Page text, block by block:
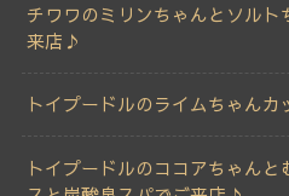
チワワのミリンちゃんとソル
来店♪
トイプードルのライムちゃん
トイプードルのココアちゃん